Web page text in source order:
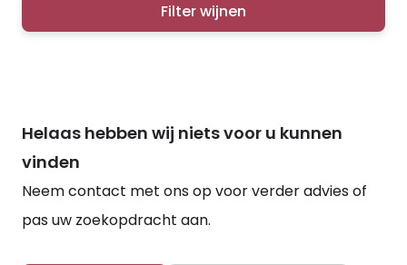
Filter wijnen
Helaas hebben wij niets voor u kunnen
vinden
Neem contact met ons op voor verder advies of
pas uw zoekopdracht aan.